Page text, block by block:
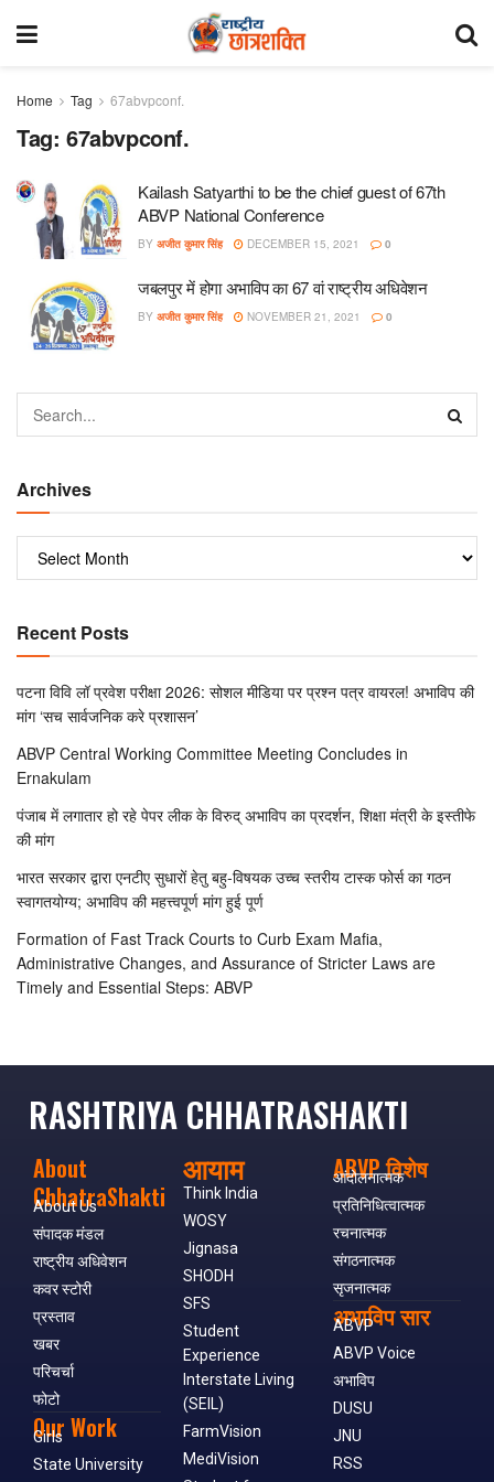
Home Tag 67abvpconf.
Tag: 67abvpconf.
Kailash Satyarthi to be the chief guest of 67th
ABVP National Conference
BY अजीत कुमार सिंह DECEMBER 15, 2021 0
जबलपुर में होगा अभाविप का 67 वां राष्ट्रीय अधिवेशन
BY अजीत कुमार सिंह NOVEMBER 21, 2021 0
Archives
Recent Posts
पटना विवि लॉ प्रवेश परीक्षा 2026: सोशल मीडिया पर प्रश्न पत्र वायरल! अभाविप की
मांग ‘सच सार्वजनिक करे प्रशासन’
ABVP Central Working Committee Meeting Concludes in
Ernakulam
पंजाब में लगातार हो रहे पेपर लीक के विरुद् अभाविप का प्रदर्शन, शिक्षा मंत्री के इस्तीफे
की मांग
भारत सरकार द्वारा एनटीए सुधारों हेतु बहु-विषयक उच्च स्तरीय टास्क फोर्स का गठन
स्वागतयोग्य; अभाविप की महत्त्वपूर्ण मांग हुई पूर्ण
Formation of Fast Track Courts to Curb Exam Mafia,
Administrative Changes, and Assurance of Stricter Laws are
Timely and Essential Steps: ABVP
RASHTRIYA CHHATRASHAKTI
About
ChhatraShakti
About Us
संपादक मंडल
राष्ट्रीय अधिवेशन
कवर स्टोरी
प्रस्ताव
खबर
परिचर्चा
फोटो
Our Work
Girls
State University
आयाम
Think India
WOSY
Jignasa
SHODH
SFS
Student
Experience
Interstate Living
(SEIL)
FarmVision
MediVision
ABVP विशेष
आंदोलनात्मक
प्रतिनिधित्वात्मक
रचनात्मक
संगठनात्मक
सृजनात्मक
अभाविप सार
ABVP
ABVP Voice
अभाविप
DUSU
JNU
RSS